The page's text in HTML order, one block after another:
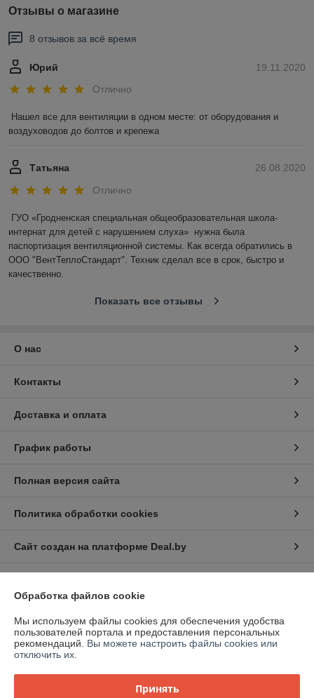
Простой монтаж.Незаметная система крепежных
горизонтальном или вертикальном положении без
помощи монтажных шпилек.
Лаконичный дизайн.Завесы SLIM выпускаются в двух
Выгодные условия приобретения
воздушно-тепловых завес!
Поможем с выбором и доставкой!
Отзывы о магазине
8 отзывов за всё время
19.11.2020
Юрий
Отлично
Нашел все для вентиляции в одном месте: от оборудования и
воздуховодов до болтов и крепежа
26.08.2020
Татьяна
Отлично
ГУО «Гродненская специальная общеобразовательная школа-
интернат для детей с нарушением слуха»  нужна была
паспортизация вентиляционной системы. Как всегда обратились в
ООО "ВентТеплоСтандарт". Техник сделал все в срок, быстро и
качественно.
Показать все отзывы
О нас
Контакты
Доставка и оплата
График работы
Полная версия сайта
Политика обработки cookies
Сайт создан на платформе Deal.by
Информация для покупателя
Регистрационный номер ЕГР: 591009138
Обработка файлов cookie
Мы используем файлы cookies для обеспечения удобства
пользователей портала и предоставления персональных
рекомендаций. Вы можете настроить файлы cookies или
отключить их.
Принять